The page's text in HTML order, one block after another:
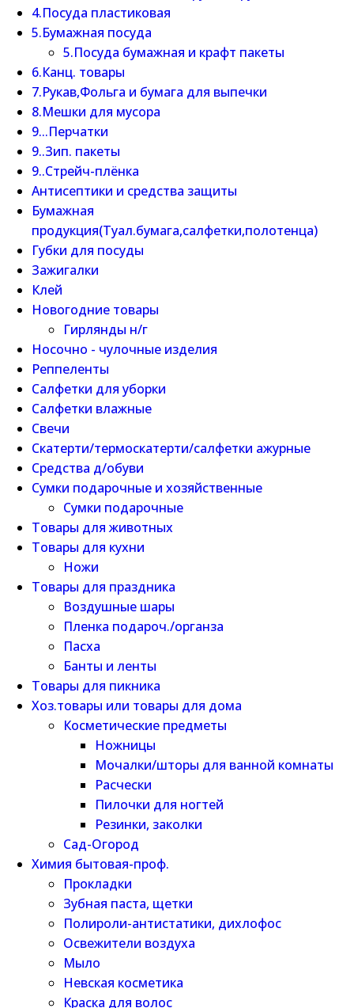
4.Посуда пластиковая
5.Бумажная посуда
5.Посуда бумажная и крафт пакеты
6.Канц. товары
7.Рукав,Фольга и бумага для выпечки
8.Мешки для мусора
9...Перчатки
9..Зип. пакеты
9..Стрейч-плёнка
Антисептики и средства защиты
Бумажная
продукция(Туал.бумага,салфетки,полотенца)
Губки для посуды
Зажигалки
Клей
Новогодние товары
Гирлянды н/г
Носочно - чулочные изделия
Реппеленты
Салфетки для уборки
Салфетки влажные
Свечи
Скатерти/термоскатерти/салфетки ажурные
Средства д/обуви
Сумки подарочные и хозяйственные
Сумки подарочные
Товары для животных
Товары для кухни
Ножи
Товары для праздника
Воздушные шары
Пленка подароч./органза
Пасха
Банты и ленты
Товары для пикника
Хоз.товары или товары для дома
Косметические предметы
Ножницы
Мочалки/шторы для ванной комнаты
Расчески
Пилочки для ногтей
Резинки, заколки
Сад-Огород
Химия бытовая-проф.
Прокладки
Зубная паста, щетки
Полироли-антистатики, дихлофос
Освежители воздуха
Мыло
Невская косметика
Краска для волос